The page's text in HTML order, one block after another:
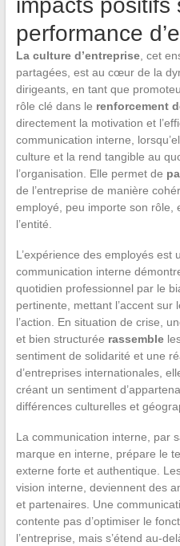
performance
La culture d’entreprise, cet
partagées, est au cœur de la
dirigeants, en tant que
rôle clé dans le renforcement
directement la motivation et
communication interne,
culture et la rend tangible au
l’organisation. Elle permet de
de l’entreprise de manière
employé, peu importe son rôle,
l’entité.
L’expérience des employés est
communication interne
quotidien professionnel par le
pertinente, mettant l’accent
l’action. En situation de crise,
et bien structurée rassemble
sentiment de solidarité et une
d’entreprises internationales,
créant un sentiment
différences culturelles et
La communication interne, par
marque en interne, prépare le
externe forte et authentique.
vision interne, deviennent des
et partenaires. Une
contente pas d’optimiser le
l’entreprise, mais s’étend au-